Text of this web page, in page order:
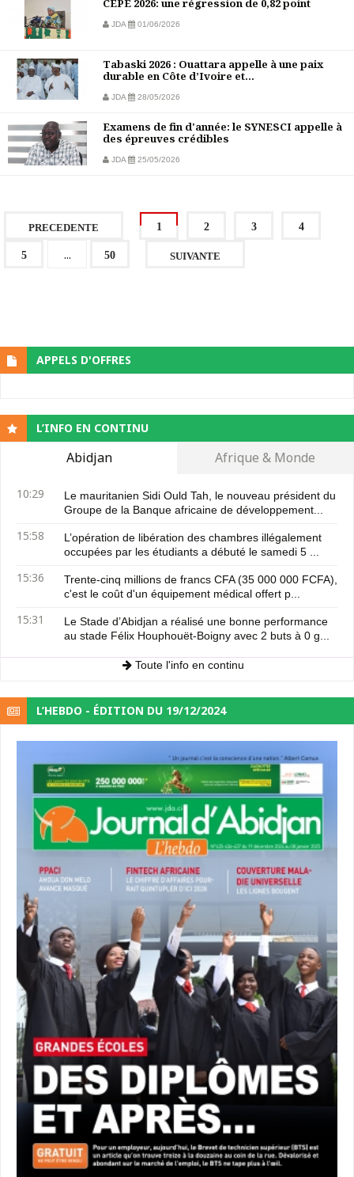
CEPE 2026: une régression de 0,82 point
JDA 01/06/2026
Tabaski 2026 : Ouattara appelle à une paix
durable en Côte d’Ivoire et...
JDA 28/05/2026
Examens de fin d'année: le SYNESCI appelle à
des épreuves crédibles
JDA 25/05/2026
PRECEDENTE 1 2 3 4
5 ... 50 SUIVANTE
APPELS D'OFFRES
L’INFO EN CONTINU
Abidjan Afrique & Monde
10:29
Le mauritanien Sidi Ould Tah, le nouveau président du
Groupe de la Banque africaine de développement...
15:58
L’opération de libération des chambres illégalement
occupées par les étudiants a débuté le samedi 5 ...
15:36
Trente-cinq millions de francs CFA (35 000 000 FCFA),
c'est le coût d'un équipement médical offert p...
15:31
Le Stade d’Abidjan a réalisé une bonne performance
au stade Félix Houphouët-Boigny avec 2 buts à 0 g...
Toute l'info en continu
L’HEBDO - ÉDITION DU 19/12/2024